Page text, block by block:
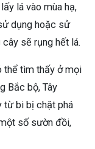
lá vào mùa hạ,
dụng hoặc sử
sẽ rụng hết lá.
thể tìm thấy ở mọi
Bắc bộ, Tây
từ bi bị chặt phá
số sườn đồi,